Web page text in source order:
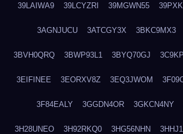
39LAIWA9 39LCYZRI 39MGWN55
3AGNJUCU 3ATCGY3X 3BKC9MX3
3BVH0QRQ 3BWP93L1 3BYQ70GJ
3EIFINEE 3EORXV8Z 3EQ3JWOM
3F84EALY 3GGDN4OR 3GKCN4NY
3H28UNEO 3H92RKQ0 3HG56NHN